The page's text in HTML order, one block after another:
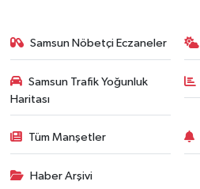
Samsun Nöbetçi Eczaneler
Samsun Trafik Yoğunluk
Haritası
Tüm Manşetler
Haber Arşivi